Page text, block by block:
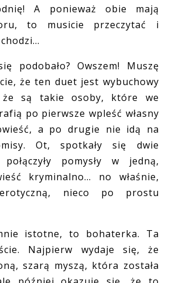
A ponieważ obie mają
to musicie przeczytać i
Owszem! Muszę
że ten duet jest wybuchowy
są takie osoby, które we
po pierwsze wpleść własny
a po drugie nie idą na
Ot, spotkały się dwie
pomysły w jedną,
kryminalno... no właśnie,
nieco po prostu
istotne, to bohaterka. Ta
Najpierw wydaje się, że
szarą myszą, która została